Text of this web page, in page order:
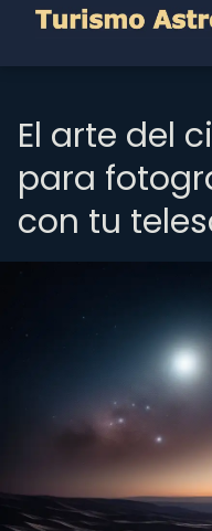
El arte del
para
con tu